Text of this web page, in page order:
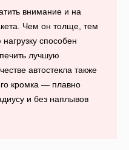
внимание и на
Чем он толще, тем
способен
лучшую
автостекла также
кромка — плавно
и без наплывов